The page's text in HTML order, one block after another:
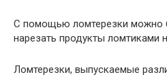
С помощью ломтерезки можно
нарезать продукты ломтиками
Ломтерезки, выпускаемые